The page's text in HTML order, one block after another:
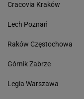
Cracovia Kraków
Lech Poznań
Raków Częstochowa
Górnik Zabrze
Legia Warszawa